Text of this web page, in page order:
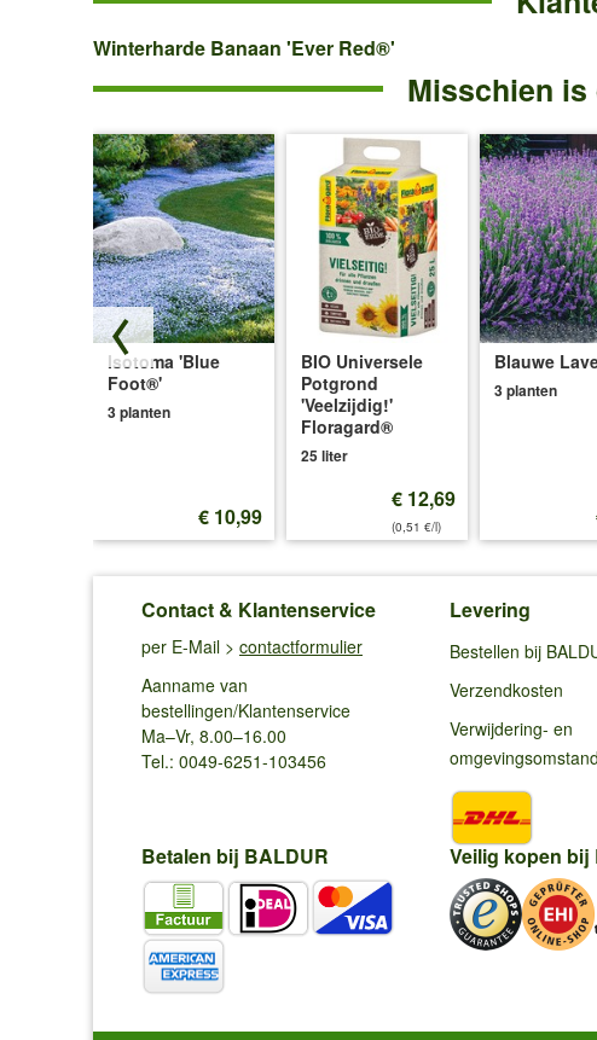
Winterharde
Red®'
Winterharde Banaan 'Ever Red®'
Misschien
Isotoma 'Blue
Foot®'
3 planten
€ 10,99
BIO Universele
Potgrond
'Veelzijdig!'
Floragard®
25 liter
€ 12,69
(0,51 €/l)
Blauwe
3 planten
Contact & Klantenservice
per E-Mail > contactformulier
Aanname van
bestellingen/Klantenservice
Ma–Vr, 8.00–16.00
Tel.: 0049-6251-103456
Levering
Bestellen bij
Verzendkosten
Verwijdering- en
Betalen bij BALDUR Veilig kopen bij